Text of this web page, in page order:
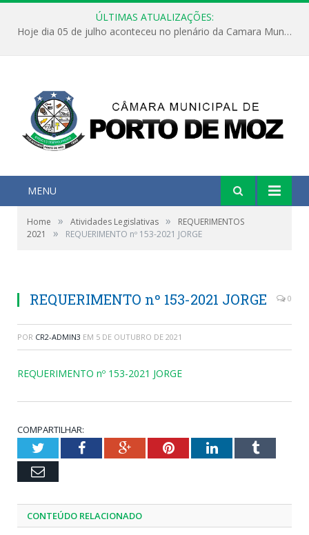
ÚLTIMAS ATUALIZAÇÕES:
Hoje dia 05 de julho aconteceu no plenário da Camara Municipal de Porto de Moz a Sessão Solene de Abertura dos Trabalhos Legislativos 2º Período da 23ª Legislatura
MENU
Home » Atividades Legislativas »
REQUERIMENTOS
2021
» REQUERIMENTO nº 153-2021 JORGE
REQUERIMENTO nº 153-2021 JORGE 0
POR CR2-ADMIN3 EM 5 DE OUTUBRO DE 2021
REQUERIMENTO nº 153-2021 JORGE
COMPARTILHAR:
TwitterFacebookGoogle+PinterestLinkedInTumblr
Email
CONTEÚDO RELACIONADO